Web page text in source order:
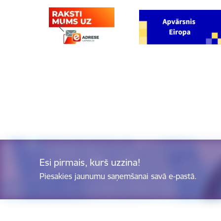
Esi pirmais, kurš uzzina!
Piesakies jaunumu saņemšanai savā e-pastā.